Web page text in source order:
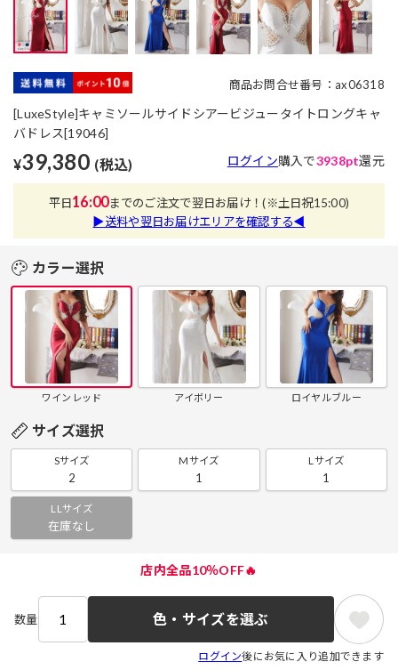
商品お問合せ番号：ax06318
[LuxeStyle]キャミソールサイドシアービジュータイトロングキャ
バドレス[19046]
¥39,380 (税込) ログイン購入で3938pt還元
平日16:00までのご注文で翌日お届け！(※土日祝15:00)
▶送料や翌日お届けエリアを確認する◀
カラー選択
ワインレッド アイボリー ロイヤルブルー
サイズ選択
Sサイズ
2
Mサイズ
1
Lサイズ
1
LLサイズ
在庫なし
店内全品10％OFF🔥
数量 色・サイズを選ぶ
ログイン後にお気に入り追加できます